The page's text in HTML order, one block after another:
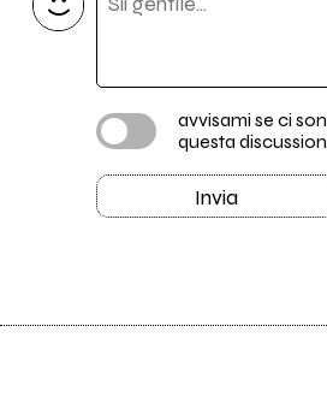
avvisami se ci
questa
Invia